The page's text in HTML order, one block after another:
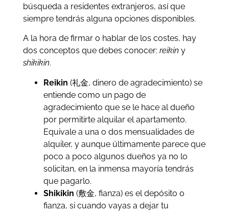
búsqueda a residentes extranjeros, así que
siempre tendrás alguna opciones disponibles.
A la hora de firmar o hablar de los costes, hay
dos conceptos que debes conocer: reikin y
shikikin.
Reikin (礼金, dinero de agradecimiento) se
entiende como un pago de
agradecimiento que se le hace al dueño
por permitirte alquilar el apartamento.
Equivale a una o dos mensualidades de
alquiler, y aunque últimamente parece que
poco a poco algunos dueños ya no lo
solicitan, en la inmensa mayoría tendrás
que pagarlo.
Shikikin (敷金, fianza) es el depósito o
fianza, si cuando vayas a dejar tu